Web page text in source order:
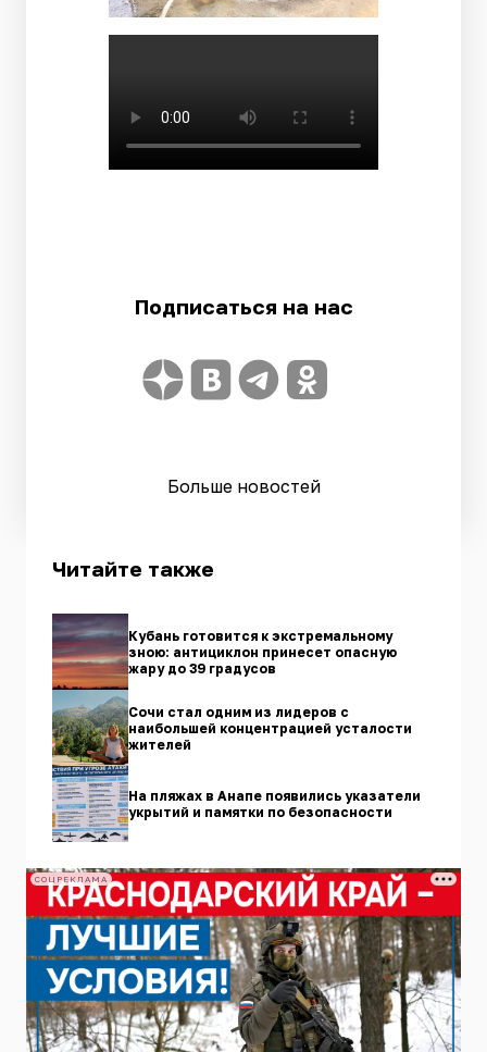
Подписаться на нас
Больше новостей
Читайте также
Кубань готовится к экстремальному
зною: антициклон принесет опасную
жару до 39 градусов
Сочи стал одним из лидеров с
наибольшей концентрацией усталости
жителей
На пляжах в Анапе появились указатели
укрытий и памятки по безопасности
СОЦРЕКЛАМА